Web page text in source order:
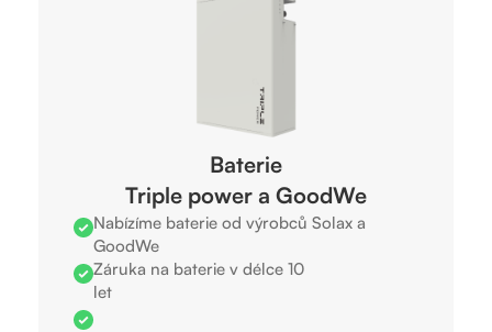
Baterie
Triple power a GoodWe
Nabízíme baterie od výrobců Solax a
GoodWe
Záruka na baterie v délce 10
let